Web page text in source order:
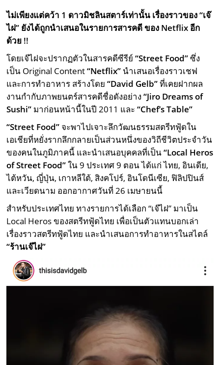
ไม่เพียงแต่คว้า 1 ดาวมิชลินสตาร์เท่านั้น เรื่องราวของ “เจ๊
ไฝ” ยังได้ถูกนำเสนอในรายการสารคดี ของ Netflix อีก
ด้วย !!
โดยเจ๊ไฝจะปรากฏตัวในสารคดีซีรีย์“Street Food”ซึ่ง
เป็น Original Content“Netflix” นำเสนอเรื่องราวเชฟ
และการทำอาหาร สร้างโดย “David Gelb”ที่เคยฝากผล
งานกำกับภาพยนตร์สารคดีชื่อดังอย่าง“Jiro Dreams of
Sushi” มาก่อนหน้านี้ในปี 2011 และ“Chef’s Table”
“Street Food” จะพาไปเจาะลึกวัฒนธรรมสตรีทฟู้ดใน
เอเชียที่หยั่งรากลึกกลายเป็นส่วนหนึ่งของวิถีชีวิตประจำวัน
ของคนในภูมิภาคนี้ และนำเสนอบุคคลที่เป็น“Local Heros
of Street Food”ใน 9 ประเทศ 9 ตอน ได้แก่ ไทย, อินเดีย,
ไต้หวัน, ญี่ปุ่น, เกาหลีใต้, สิงคโปร์, อินโดนีเซีย, ฟิลิปปินส์
และเวียดนาม ออกอากาศวันที่ 26 เมษายนนี้
สำหรับประเทศไทย ทางรายการได้เลือก “เจ๊ไฝ” มาเป็น
Local Heros ของสตรีทฟู้ดไทย เพื่อเป็นตัวแทนบอกเล่า
เรื่องราวสตรีทฟู้ดไทย และนำเสนอการทำอาหารในสไตล์
“ร้านเจ๊ไฝ”